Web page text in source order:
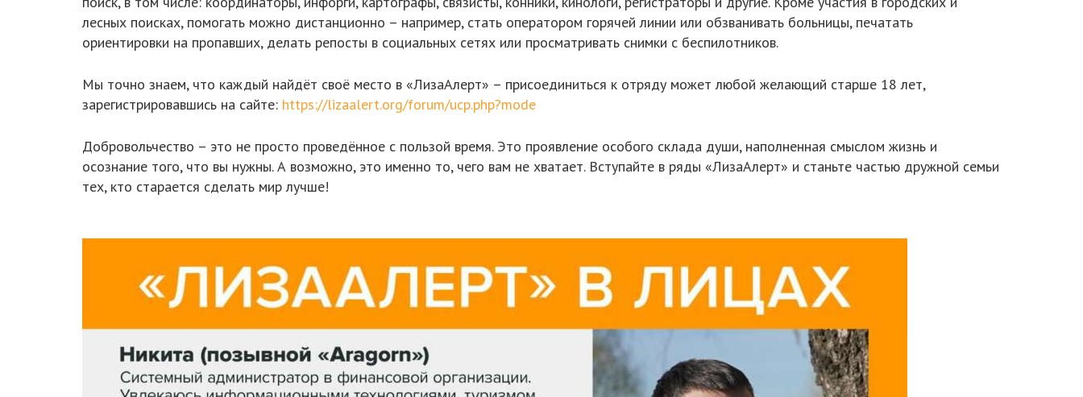
лесных поисках, помогать можно дистанционно – например, стать оператором горячей линии или обзванивать больницы, печатать
ориентировки на пропавших, делать репосты в социальных сетях или просматривать снимки с беспилотников.
Мы точно знаем, что каждый найдёт своё место в «ЛизаАлерт» – присоединиться к отряду может любой желающий старше 18 лет,
зарегистрировавшись на сайте: https://lizaalert.org/forum/ucp.php?mode
Добровольчество – это не просто проведённое с пользой время. Это проявление особого склада души, наполненная смыслом жизнь и
осознание того, что вы нужны. А возможно, это именно то, чего вам не хватает. Вступайте в ряды «ЛизаАлерт» и станьте частью дружной семьи
тех, кто старается сделать мир лучше!